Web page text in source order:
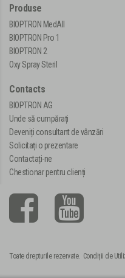
Produse
BIOPTRON MedAll
BIOPTRON Pro 1
BIOPTRON 2
Oxy Spray Steril
Contacts
BIOPTRON AG
Unde să cumpărați
Deveniți consultant de vânzări
Solicitați o prezentare
Contactați-ne
Chestionar pentru clienți
Toate drepturile rezervate. Condiții de